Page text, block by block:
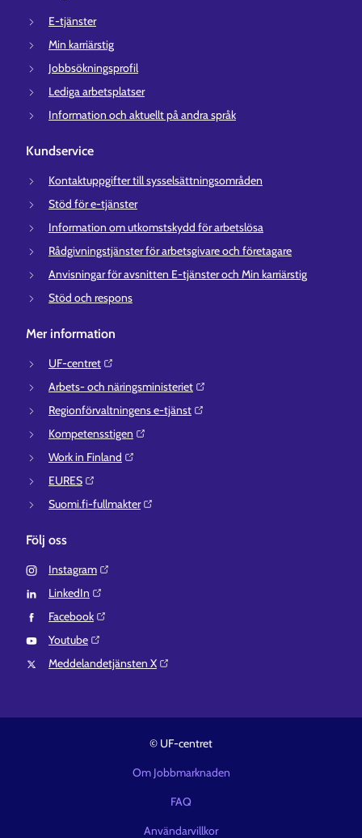
E-tjänster
Min karriärstig
Jobbsökningsprofil
Lediga arbetsplatser
Information och aktuellt på andra språk
Kundservice
Kontaktuppgifter till sysselsättningsområden
Stöd för e-tjänster
Information om utkomstskydd för arbetslösa
Rådgivningstjänster för arbetsgivare och företagare
Anvisningar för avsnitten E-tjänster och Min karriärstig
Stöd och respons
Mer information
UF-centret⁠
Arbets- och näringsministeriet⁠
Regionförvaltningens e-tjänst⁠
Kompetensstigen⁠
Work in Finland⁠
EURES⁠
Suomi.fi-fullmakter⁠
Följ oss
Instagram⁠
LinkedIn⁠
Facebook⁠
Youtube⁠
Meddelandetjänsten X⁠
© UF-centret
Om Jobbmarknaden
FAQ
Användarvillkor